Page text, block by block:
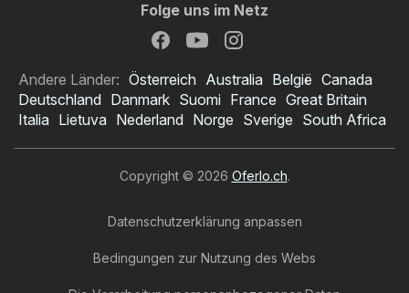
Folge uns im Netz
Andere Länder: Österreich Australia België Canada
Deutschland Danmark Suomi France Great Britain
Italia Lietuva Nederland Norge Sverige South Africa
Copyright © 2026 Oferlo.ch.
Datenschutzerklärung anpassen
Bedingungen zur Nutzung des Webs